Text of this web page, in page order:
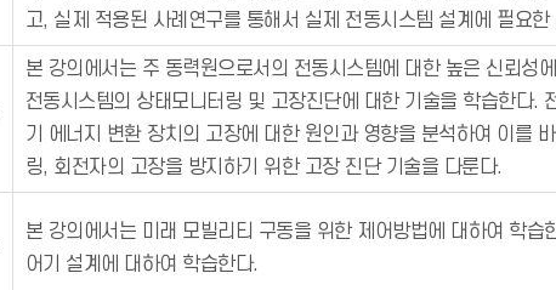
고, 실제 적용된 사례연구를 통해서 실제 전동시스템 설계에 필요
본 강의에서는 주 동력원으로서의 전동시스템에 대한 높은 신뢰성
전동시스템의 상태모니터링 및 고장진단에 대한 기술을 학습한다.
기 에너지 변환 장치의 고장에 대한 원인과 영향을 분석하여 이를
링, 회전자의 고장을 방지하기 위한 고장 진단 기술을 다룬다.
본 강의에서는 미래 모빌리티 구동을 위한 제어방법에 대하여 학습
어기 설계에 대하여 학습한다.